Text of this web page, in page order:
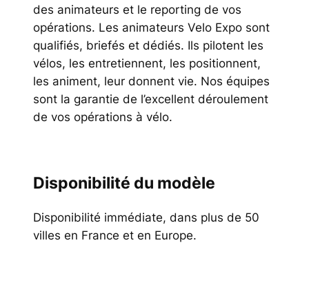
des animateurs et le reporting de vos
opérations. Les animateurs Velo Expo sont
qualifiés, briefés et dédiés. Ils pilotent les
vélos, les entretiennent, les positionnent,
les animent, leur donnent vie. Nos équipes
sont la garantie de l’excellent déroulement
de vos opérations à vélo.
Disponibilité du modèle
Disponibilité immédiate, dans plus de 50
villes en France et en Europe.